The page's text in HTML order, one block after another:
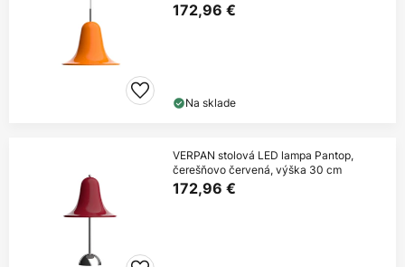
172,96 €
Na sklade
VERPAN stolová LED lampa Pantop,
čerešňovo červená, výška 30 cm
172,96 €